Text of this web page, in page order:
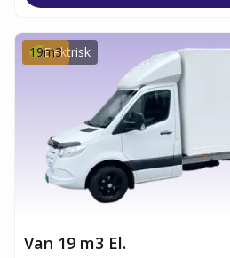
Elektrisk
19m3
Van 19 m3 El.